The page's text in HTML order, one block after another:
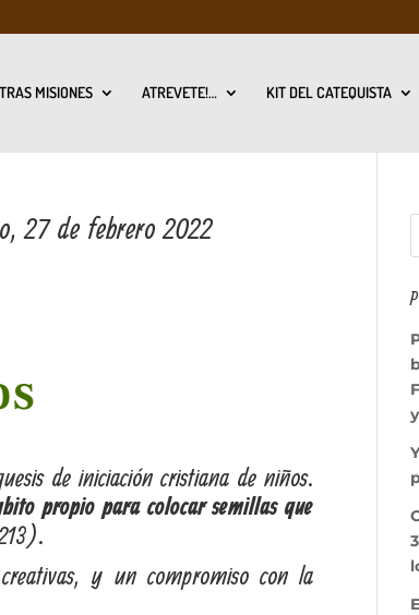
MISIONES ATREVETE!… KIT DEL CATEQUISTA
27 de febrero 2022
de iniciación cristiana de niños.
propio para colocar semillas que
y un compromiso con la